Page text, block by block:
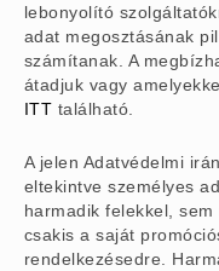
lebonyolító
adat megosztásának
számítanak. A
átadjuk vagy
ITT található.
A jelen Adatvédelmi
eltekintve személyes
harmadik felekkel,
csakis a saját
rendelkezésedre.